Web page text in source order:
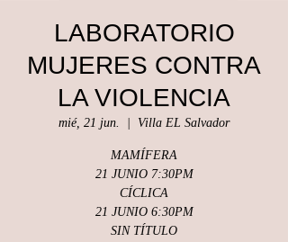
LABORATORIO
MUJERES CONTRA
LA VIOLENCIA
mié, 21 jun. Villa EL Salvador
MAMÍFERA
21 JUNIO 7:30PM
CÍCLICA
21 JUNIO 6:30PM
SIN TÍTULO